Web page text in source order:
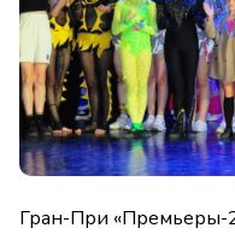
Гран-При «Премьеры-